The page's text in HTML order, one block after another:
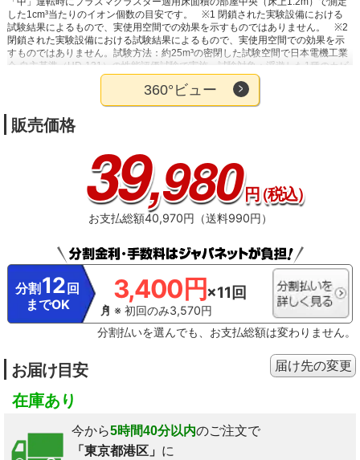
した1cm³当たりのイオン個数の目安です。
※1 閉鎖された実験設備における
試験結果によるもので、実使用空間での効果を示すものではありません。
※2
閉鎖された実験設備における試験結果によるもので、実使用空間での効果を示
すものではありません。試験方法：約25m³の密閉した試験空間で日本電機工業
会 自主基準（HD-131）の性能評価試験で実施。試験対象：浮遊した1種のカビ
菌。結果：約14分で99%抑制。KI-EX100の風量「強」運転。約49分で99%抑
制。FU-F28の風量「強」運転。
※3 吹き出す風の当たらない部分のニオイは
※4 試験機関：（一財）日本食品分析センター（試験番号
12085530001-01）。試験方法：日本電機工業会 自主基準（HD-133）の性能評
価試験にて実施。試験対象：水中の1種類の菌。試験結果：24時間で99%以上
HEPAフィルター、ダブル脱臭フィルター＞JEM1467による。使用状況やニオ
イの種類・強さで、お手入れや交換が必要になる場合あり＜加湿フィルター＞
定格加湿能力に対し加湿能力が50%に落ちるまでの時間。加湿空気清浄運転を1
日8時間した場合の目安。月1回程度フィルターのお手入れが必要。使用状況で
寿命が早まる場合あり。
360°ビュー
販売価格
39,980円（税込）
お支払総額40,970円（送料990円）
分割 12 回
までOK
3,400円×11回
※ 初回のみ3,570円
分割払いを選んでも、お支払総額は変わりません。
お届け目安
在庫あり
今から5時間40分以内のご注文で
「東京都港区」 に
届け先の変更